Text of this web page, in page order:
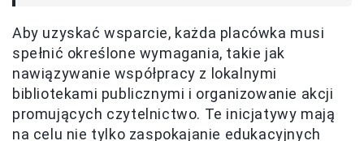
Aby uzyskać wsparcie, każda placówka musi
spełnić określone wymagania, takie jak
nawiązywanie współpracy z lokalnymi
bibliotekami publicznymi i organizowanie akcji
promujących czytelnictwo. Te inicjatywy mają
na celu nie tylko zaspokajanie edukacyjnych